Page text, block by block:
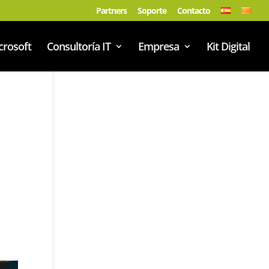
Partners Soporte Contacto
Consultoría IT Empresa Kit Digital